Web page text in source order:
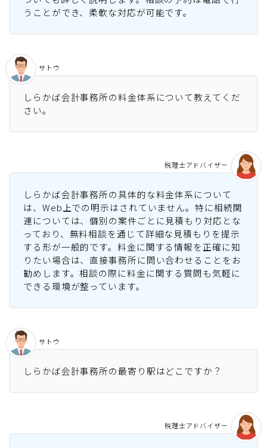
うことができ、柔軟な対応が可能です。
しらかば会計事務所の料金体系について教えてくだ
さい。
サトウ
しらかば会計事務所の具体的な料金体系について
は、Web上での明示はされていません。特に相続関
連については、個別の案件ごとに見積もり対応とな
っており、無料相談を通じて詳細な見積もりを提示
する形が一般的です。料金に関する情報を正確に知
りたい場合は、直接事務所に問い合わせることをお
勧めします。相談の際に料金に関する質問も気軽に
できる環境が整っています。
税理士アドバイザー
しらかば会計事務所の最寄り駅はどこですか？
サトウ
税理士アドバイザー